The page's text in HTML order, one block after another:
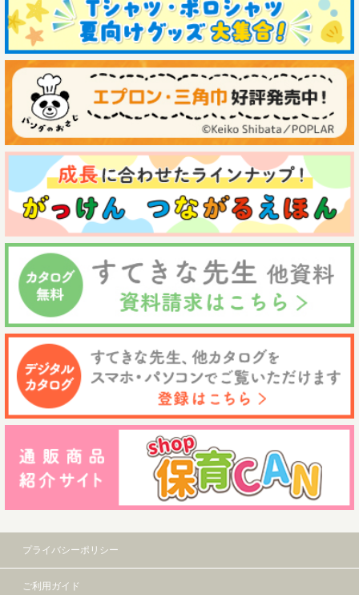
プライバシーポリシー
ご利用ガイド